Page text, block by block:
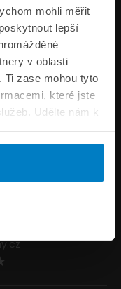
mohli měřit
lepší
v oblasti
zase mohou tyto
které jste
Udělte nám k